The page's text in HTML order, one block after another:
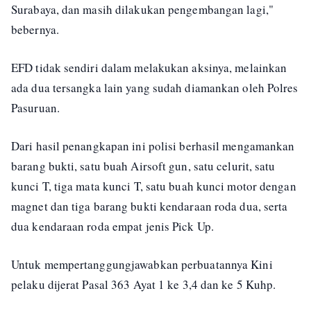
Surabaya, dan masih dilakukan pengembangan lagi,"
bebernya.
EFD tidak sendiri dalam melakukan aksinya, melainkan
ada dua tersangka lain yang sudah diamankan oleh Polres
Pasuruan.
Dari hasil penangkapan ini polisi berhasil mengamankan
barang bukti, satu buah Airsoft gun, satu celurit, satu
kunci T, tiga mata kunci T, satu buah kunci motor dengan
magnet dan tiga barang bukti kendaraan roda dua, serta
dua kendaraan roda empat jenis Pick Up.
Untuk mempertanggungjawabkan perbuatannya Kini
pelaku dijerat Pasal 363 Ayat 1 ke 3,4 dan ke 5 Kuhp.